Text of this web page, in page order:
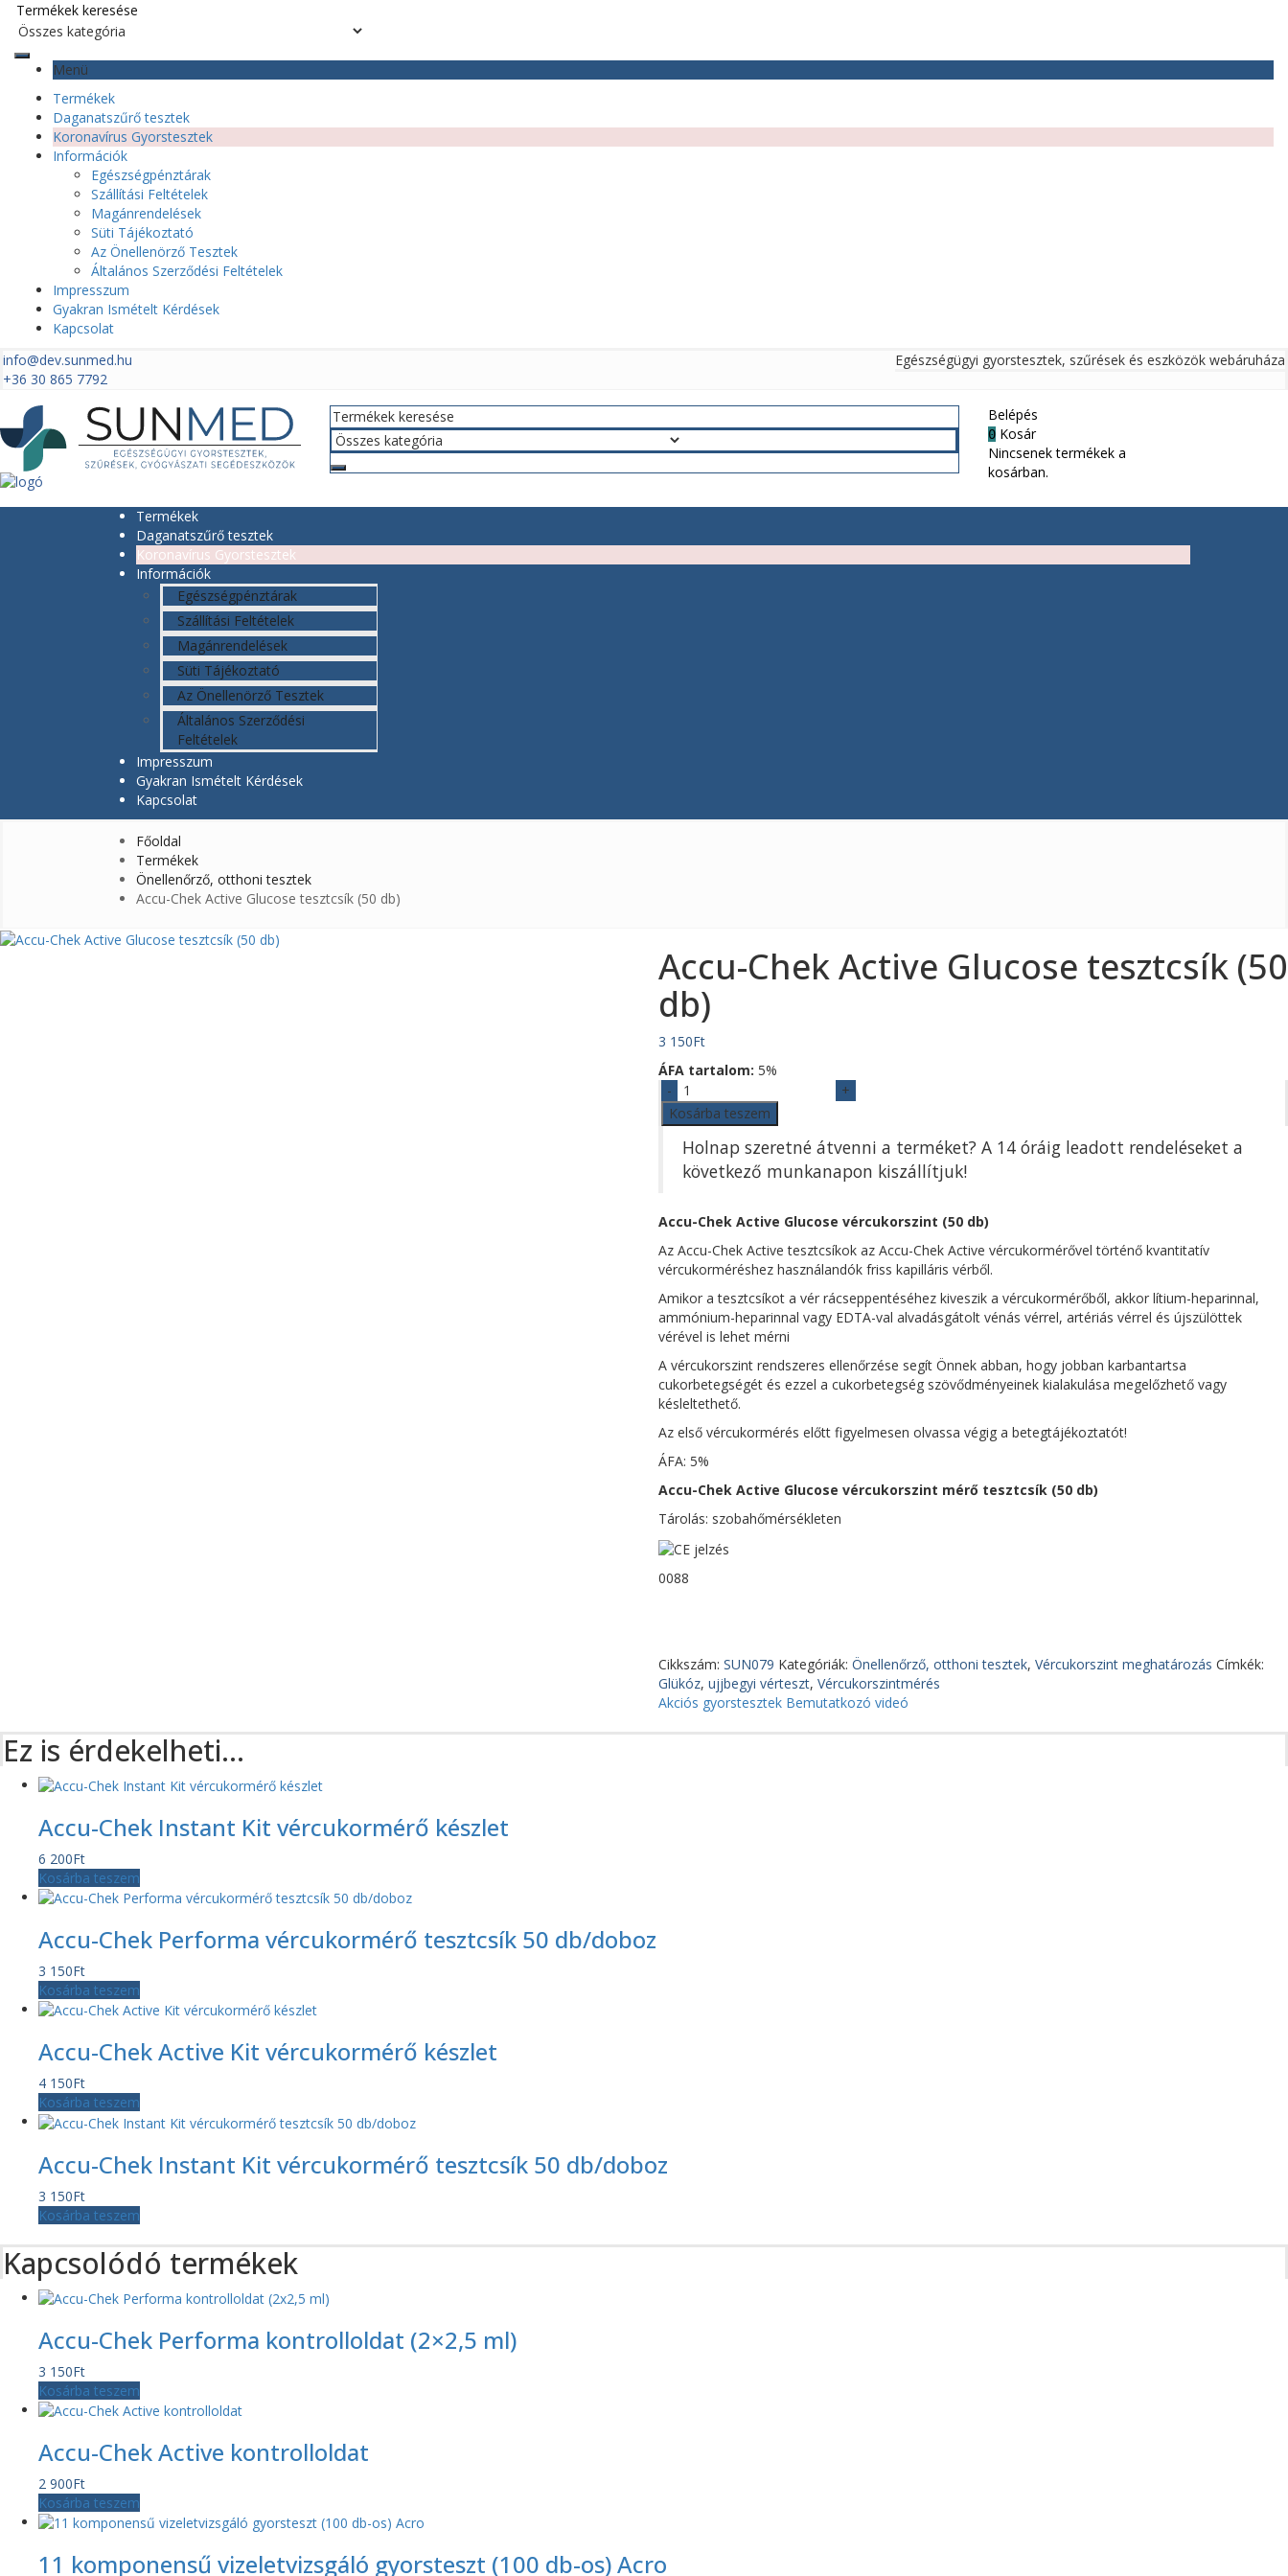
Menü
Termékek
Daganatszűrő tesztek
Koronavírus Gyorstesztek
Információk
Egészségpénztárak
Szállítási Feltételek
Magánrendelések
Süti Tájékoztató
Az Önellenörző Tesztek
Általános Szerződési Feltételek
Impresszum
Gyakran Ismételt Kérdések
Kapcsolat
info@dev.sunmed.hu
+36 30 865 7792
Egészségügyi gyorstesztek, szűrések és eszközök webáruháza
Belépés
0 Kosár
Nincsenek termékek a
kosárban.
Termékek
Daganatszűrő tesztek
Koronavírus Gyorstesztek
Információk
Egészségpénztárak
Szállítási Feltételek
Magánrendelések
Süti Tájékoztató
Az Önellenörző Tesztek
Általános Szerződési
Feltételek
Impresszum
Gyakran Ismételt Kérdések
Kapcsolat
Főoldal
Termékek
Önellenőrző, otthoni tesztek
Accu-Chek Active Glucose tesztcsík (50 db)
Accu-Chek Active Glucose tesztcsík (50
db)
3 150Ft
ÁFA tartalom: 5%
Accu-
Chek
Active
Glucose
tesztcsík
mennyiség
Kosárba teszem
Holnap szeretné átvenni a terméket? A 14 óráig leadott rendeléseket a
következő munkanapon kiszállítjuk!
Accu-Chek Active Glucose vércukorszint (50 db)
Az Accu-Chek Active tesztcsíkok az Accu-Chek Active vércukormérővel történő kvantitatív
vércukorméréshez használandók friss kapilláris vérből.
Amikor a tesztcsíkot a vér rácseppentéséhez kiveszik a vércukormérőből, akkor lítium-heparinnal,
ammónium-heparinnal vagy EDTA-val alvadásgátolt vénás vérrel, artériás vérrel és újszülöttek
vérével is lehet mérni
A vércukorszint rendszeres ellenőrzése segít Önnek abban, hogy jobban karbantartsa
cukorbetegségét és ezzel a cukorbetegség szövődményeinek kialakulása megelőzhető vagy
késleltethető.
Az első vércukormérés előtt figyelmesen olvassa végig a betegtájékoztatót!
ÁFA: 5%
Accu-Chek Active Glucose vércukorszint mérő tesztcsík (50 db)
Tárolás: szobahőmérsékleten
0088
Cikkszám: SUN079 Kategóriák: Önellenőrző, otthoni tesztek, Vércukorszint meghatározás Címkék:
Glükóz, ujjbegyi vérteszt, Vércukorszintmérés
Akciós gyorstesztek Bemutatkozó videó
Ez is érdekelheti…
Accu-Chek Instant Kit vércukormérő készlet
6 200Ft
Kosárba teszem
Accu-Chek Performa vércukormérő tesztcsík 50 db/doboz
3 150Ft
Kosárba teszem
Accu-Chek Active Kit vércukormérő készlet
4 150Ft
Kosárba teszem
Accu-Chek Instant Kit vércukormérő tesztcsík 50 db/doboz
3 150Ft
Kosárba teszem
Kapcsolódó termékek
Accu-Chek Performa kontrolloldat (2×2,5 ml)
3 150Ft
Kosárba teszem
Accu-Chek Active kontrolloldat
2 900Ft
Kosárba teszem
11 komponensű vizeletvizsgáló gyorsteszt (100 db-os) Acro